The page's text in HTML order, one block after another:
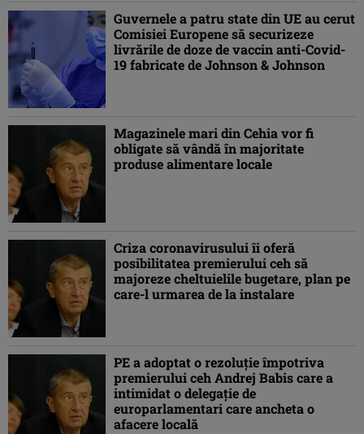
Guvernele a patru state din UE au cerut
Comisiei Europene să securizeze
livrările de doze de vaccin anti-Covid-
19 fabricate de Johnson & Johnson
Magazinele mari din Cehia vor fi
obligate să vândă în majoritate
produse alimentare locale
Criza coronavirusului îi oferă
posibilitatea premierului ceh să
majoreze cheltuielile bugetare, plan pe
care-l urmarea de la instalare
PE a adoptat o rezoluție împotriva
premierului ceh Andrej Babis care a
intimidat o delegaţie de
europarlamentari care ancheta o
afacere locală